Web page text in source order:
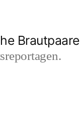
Brautpaare